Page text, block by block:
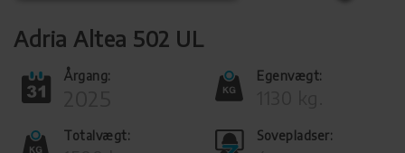
Adria Altea 502 UL
Årgang: Egenvægt:
Totalvægt: Sovepladser: